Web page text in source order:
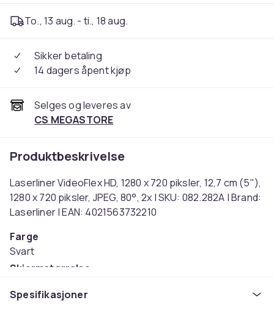
To., 13 aug. - ti., 18 aug.
Sikker betaling
14 dagers åpent kjøp
Selges og leveres av
CS MEGASTORE
Produktbeskrivelse
Laserliner VideoFlex HD, 1280 x 720 piksler, 12,7 cm (5"),
1280 x 720 piksler, JPEG, 80°, 2x | SKU: 082.282A | Brand:
Laserliner | EAN: 4021563732210
Farge
Svart
Skjermstørrelse
Vekt
Spesifikasjoner